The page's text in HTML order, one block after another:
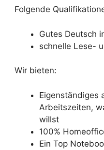
Folgende
Gutes Deutsch
schnelle Lese-
Wir bieten:
Eigenständiges
Arbeitszeiten,
willst
100%
Ein Top